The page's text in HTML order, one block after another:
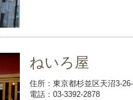
ねいろ屋
住所：東京都杉並区天沼3-
電話：03-3392-2878